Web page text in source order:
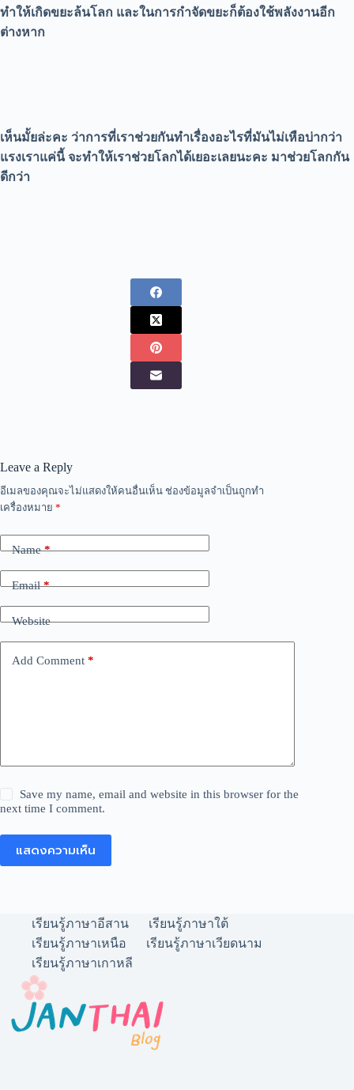
ทำให้เกิดขยะล้นโลก และในการกำจัดขยะก็ต้องใช้พลังงานอีก
ต่างหาก
เห็นมั้ยล่ะคะ ว่าการที่เราช่วยกันทำเรื่องอะไรที่มันไม่เหือบ่ากว่า
แรงเราแค่นี้ จะทำให้เราช่วยโลกได้เยอะเลยนะคะ มาช่วยโลกกัน
ดีกว่า
Leave a Reply
อีเมลของคุณจะไม่แสดงให้คนอื่นเห็น ช่องข้อมูลจำเป็นถูกทำ
เครื่องหมาย *
Name*
Email*
Website
Add Comment *
Save my name, email and website in this browser for the
next time I comment.
แสดงความเห็น
เรียนรู้ภาษาอีสาน
เรียนรู้ภาษาใต้
เรียนรู้ภาษาเหนือ
เรียนรู้ภาษาเวียดนาม
เรียนรู้ภาษาเกาหลี